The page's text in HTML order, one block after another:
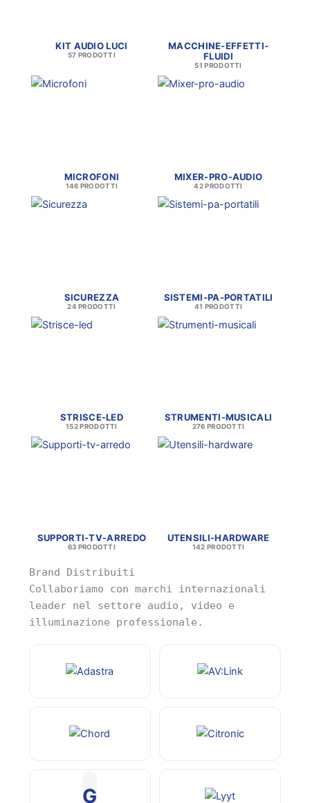
KIT AUDIO LUCI
57 PRODOTTI
MACCHINE-EFFETTI-
FLUIDI
51 PRODOTTI
MICROFONI
146 PRODOTTI
MIXER-PRO-AUDIO
42 PRODOTTI
SICUREZZA
24 PRODOTTI
SISTEMI-PA-PORTATILI
41 PRODOTTI
STRISCE-LED
152 PRODOTTI
STRUMENTI-MUSICALI
276 PRODOTTI
SUPPORTI-TV-ARREDO
63 PRODOTTI
UTENSILI-HARDWARE
142 PRODOTTI
Brand Distribuiti
Collaboriamo con marchi internazionali
leader nel settore audio, video e
illuminazione professionale.
G